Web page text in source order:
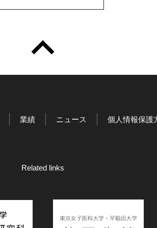
業績 ニュース 個人情報保護
Related links